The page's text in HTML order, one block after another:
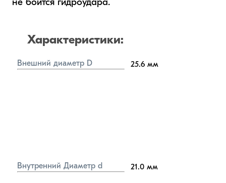
не боится гидроудара.
Характеристики:
Внешний диаметр D 25.6 мм
Внутренний Диаметр d 21.0 мм